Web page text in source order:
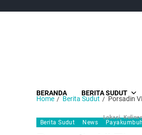
BERANDA BERITA SUDUT
SUDUT MEDIA GROUP
Lokasi,
Home Berita Sudut Porsadin
Berita Sudut News